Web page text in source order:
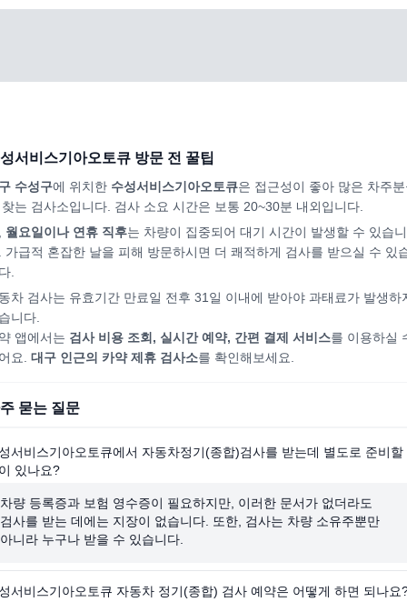
서비스기아오토큐 방문 전 꿀팁
수성구에 위치한 수성서비스기아오토큐은 접근성이 좋아 많은 차주
는 검사소입니다. 검사 소요 시간은 보통 20~30분 내외입니다.
월요일이나 연휴 직후는 차량이 집중되어 대기 시간이 발생할 수 있습니
가급적 혼잡한 날을 피해 방문하시면 더 쾌적하게 검사를 받으실 수 있
.
차 검사는 유효기간 만료일 전후 31일 이내에 받아야 과태료가 발생하
니다.
앱에서는 검사 비용 조회, 실시간 예약, 간편 결제 서비스를 이용하실
요. 대구 인근의 카약 제휴 검사소를 확인해보세요.
묻는 질문
서비스기아오토큐에서 자동차정기(종합)검사를 받는데 별도로 준비할
있나요?
차량 등록증과 보험 영수증이 필요하지만, 이러한 문서가 없더라도
검사를 받는 데에는 지장이 없습니다. 또한, 검사는 차량 소유주뿐만
아니라 누구나 받을 수 있습니다.
서비스기아오토큐 자동차 정기(종합) 검사 예약은 어떻게 하면 되나요